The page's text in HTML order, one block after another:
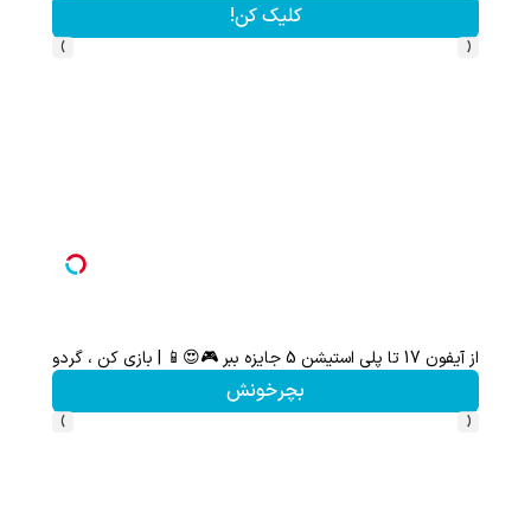
کلیک کن!
‹
›
از آیفون 17 تا پلی استیشن 5 جایزه ببر 🎮😍📱 | بازی کن ، گردونه بچرخون
بچرخونش
‹
›